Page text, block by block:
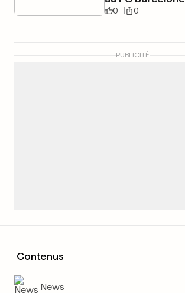
0 0
PUBLICITÉ
Contenus
News